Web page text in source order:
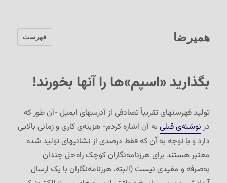
همیرضا فهرست
بگذارید «اسپم»ها را آنها بخورند!
تولید فهرستهای تقریباً تصادفی از آدرسهای ایمیل -آن طور که
در نوشته‌ی قبلی به آن اشاره کردم- هزینه‌ی کاری و زمانی بالایی
دارد و با توجه به آن که فقط درصدی از نشانیهای تولید شده
معتبر هستند برای هرزنامه‌نگاران کوچک راه‌حل چندان
به‌صرفه و مفیدی نیست (البته، هرزنامه‌نگاران با یک ارسال